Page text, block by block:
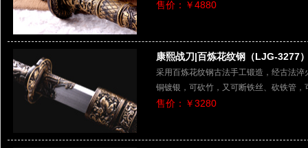
售价：￥4880
康熙战刀|百炼花纹钢（LJG-3277
采用百炼花纹钢古法手工锻造，经古法
铜镀银，可砍竹，又可断铁丝、砍铁管
售价：￥3280